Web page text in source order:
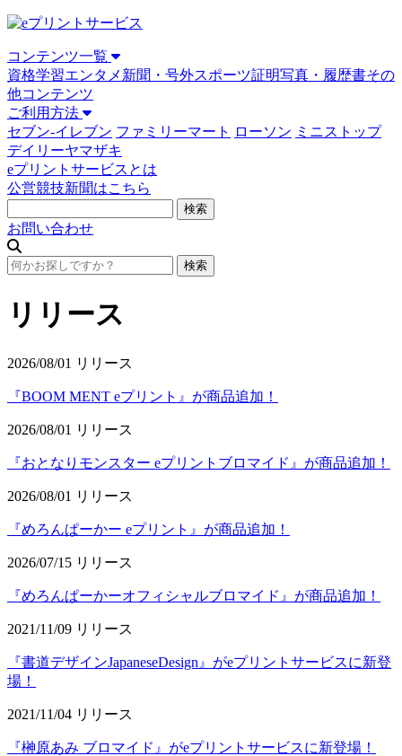
コンテンツ一覧
資格学習エンタメ 新聞・号外スポーツ証明写真・履歴書その
他コンテンツ
ご利用方法
セブン-イレブン ファミリーマート ローソン ミニストップ
デイリーヤマザキ
eプリントサービスとは
公営競技新聞はこちら
お問い合わせ
リリース
2026/08/01 リリース
『BOOM MENT eプリント』が商品追加！
2026/08/01 リリース
『おとなりモンスター eプリントブロマイド』が商品追加！
2026/08/01 リリース
『めろんぱーかー eプリント』が商品追加！
2026/07/15 リリース
『めろんぱーかーオフィシャルブロマイド』が商品追加！
2021/11/09 リリース
『書道デザインJapaneseDesign』がeプリントサービスに新登
場！
2021/11/04 リリース
『榊原あみ ブロマイド』がeプリントサービスに新登場！